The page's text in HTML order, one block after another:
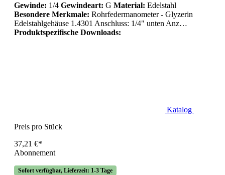
Gewinde: 1/4 Gewindeart: G Material: Edelstahl
Besondere Merkmale: Rohrfedermanometer - Glyzerin
Edelstahlgehäuse 1.4301 Anschluss: 1/4" unten Anz…
Produktspezifische Downloads:
Katalog
Preis pro Stück
37,21 €*
Abonnement
Sofort verfügbar, Lieferzeit: 1-3 Tage